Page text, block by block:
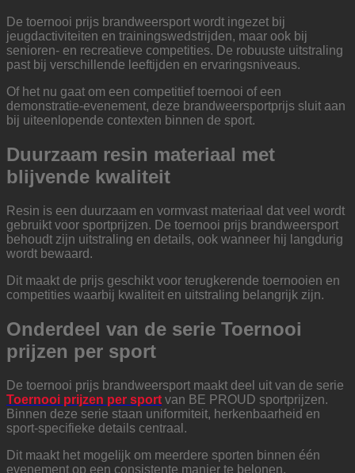
De toernooi prijs brandweersport wordt ingezet bij
jeugdactiviteiten en trainingswedstrijden, maar ook bij
senioren- en recreatieve competities. De robuuste uitstraling
past bij verschillende leeftijden en ervaringsniveaus.
Of het nu gaat om een competitief toernooi of een
demonstratie-evenement, deze brandweersportprijs sluit aan
bij uiteenlopende contexten binnen de sport.
Duurzaam resin materiaal met
blijvende kwaliteit
Resin is een duurzaam en vormvast materiaal dat veel wordt
gebruikt voor sportprijzen. De toernooi prijs brandweersport
behoudt zijn uitstraling en details, ook wanneer hij langdurig
wordt bewaard.
Dit maakt de prijs geschikt voor terugkerende toernooien en
competities waarbij kwaliteit en uitstraling belangrijk zijn.
Onderdeel van de serie Toernooi
prijzen per sport
De toernooi prijs brandweersport maakt deel uit van de serie
Toernooi prijzen per sport van BE PROUD sportprijzen.
Binnen deze serie staan uniformiteit, herkenbaarheid en
sport-specifieke details centraal.
Dit maakt het mogelijk om meerdere sporten binnen één
evenement op een consistente manier te belonen.